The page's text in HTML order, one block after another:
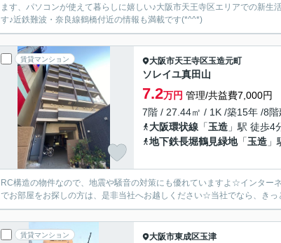
ます、パソコンが使えて暮らしに嬉しい♪大阪市天王寺区エリアでの新
す♪近鉄難波・奈良線鶴橋付近の情報も満載です(*^^*)
賃貸マンション 大阪市天王寺区玉造元町
ソレイユ真田山
7.2万円 管理/共益費7,000円
7階 / 27.44㎡ / 1K /築15年 /8階
大阪環状線 「玉造 」駅 徒歩4
地下鉄長堀鶴見緑地「玉造
RC構造の物件なので、地震や騒音の対策にも優れていますよ☆インタ
でお部屋をお探しの方は、是非当社へお越しください☆当社でなら、き
賃貸マンション 大阪市東成区玉津